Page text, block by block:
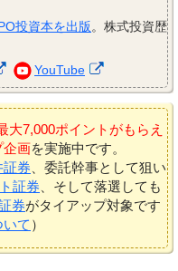
投資本を出版。株式投資歴
YouTube
大7,000ポイントがもらえ
企画を実施中です。
証券 、委託幹事として狙い
証券 、そして落選しても
券がタイアップ対象です
て ）